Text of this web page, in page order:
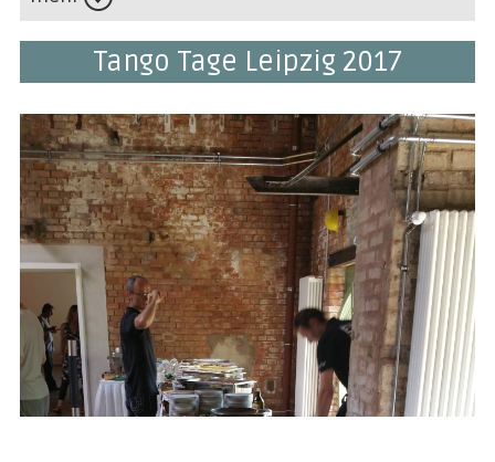
Tango Tage Leipzig 2017